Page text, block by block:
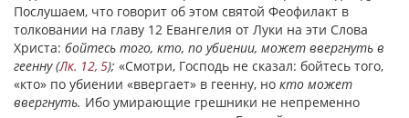
Послушаем, что говорит об этом святой Феофилакт в
толковании на главу 12 Евангелия от Луки на эти Слова
Христа: бойтесь того, кто, по убиении, может ввергнуть в
геенну (Лк. 12, 5); «Смотри, Господь не сказал: бойтесь того,
«кто» по убиении «ввергает» в геенну, но кто может
ввергнуть. Ибо умирающие грешники не непременно